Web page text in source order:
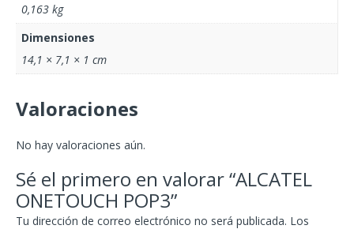
0,163 kg
Dimensiones
14,1 × 7,1 × 1 cm
Valoraciones
No hay valoraciones aún.
Sé el primero en valorar “ALCATEL
ONETOUCH POP3”
Tu dirección de correo electrónico no será publicada. Los